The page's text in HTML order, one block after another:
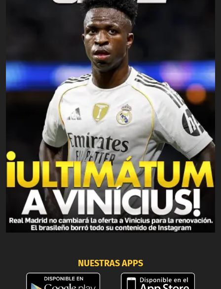
NUESTRAS APPS